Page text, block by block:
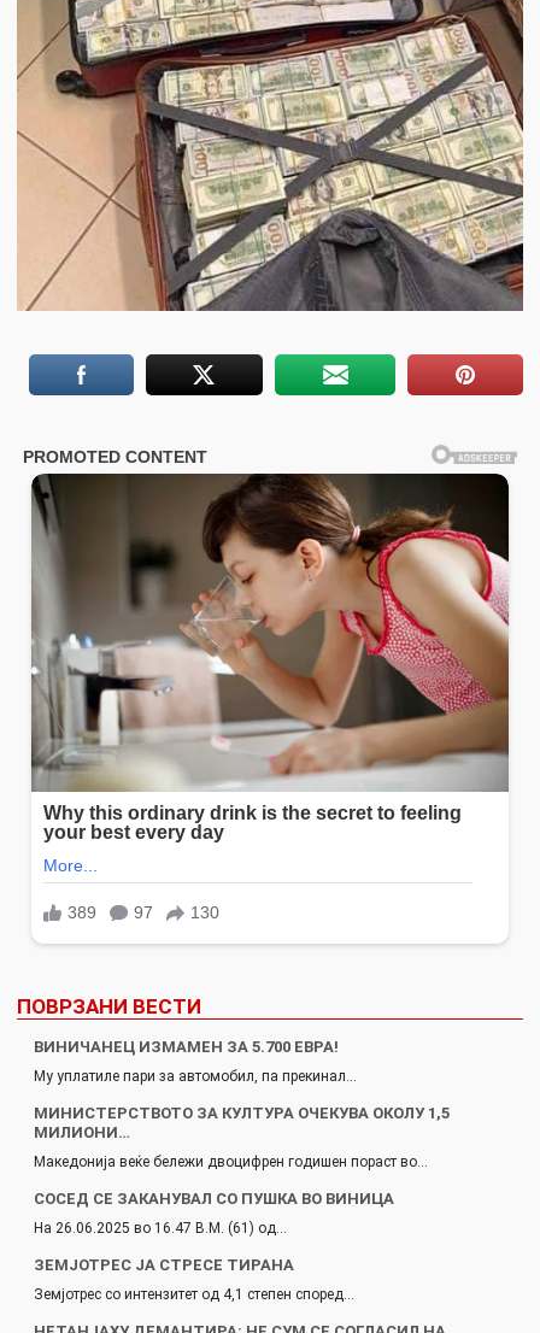
ПОВРЗАНИ ВЕСТИ
ВИНИЧАНЕЦ ИЗМАМЕН ЗА 5.700 ЕВРА!
Му уплатиле пари за автомобил, па прекинал…
МИНИСТЕРСТВОТО ЗА КУЛТУРА ОЧЕКУВА ОКОЛУ 1,5
МИЛИОНИ…
Македонија веќе бележи двоцифрен годишен пораст во…
СОСЕД СЕ ЗАКАНУВАЛ СО ПУШКА ВО ВИНИЦА
На 26.06.2025 во 16.47 В.М. (61) од…
ЗЕМЈОТРЕС ЈА СТРЕСЕ ТИРАНА
Земјотрес со интензитет од 4,1 степен според…